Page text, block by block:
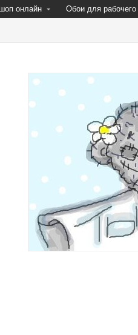
онлайн Обои для рабочего